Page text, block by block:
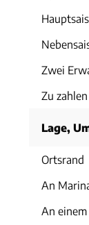
Zwei
Zu
Lage,
Ortsrand
An
An einem